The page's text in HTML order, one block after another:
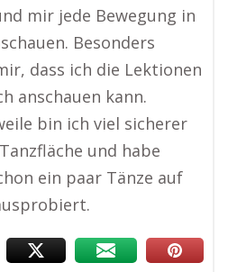
mir jede Bewegung in
Besonders
dass ich die Lektionen
anschauen kann.
bin ich viel sicherer
und habe
ein paar Tänze auf